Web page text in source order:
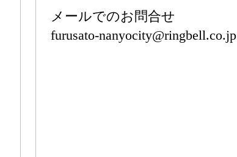
メールでのお問合せ
furusato-nanyocity@ringbell.co.jp